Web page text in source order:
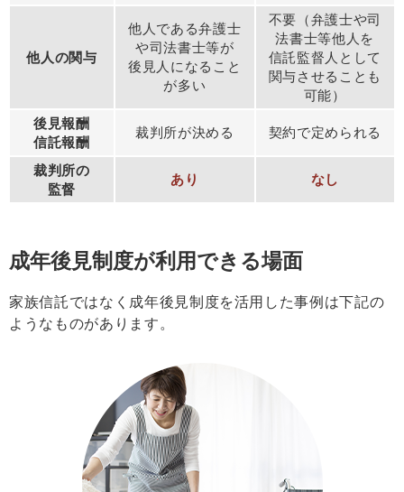
他人の関与
他人である弁護士
や司法書士等が
後見人になること
が多い
不要（弁護士や司
法書士等他人を
信託監督人として
関与させることも
可能）
後見報酬
信託報酬
裁判所が決める 契約で定められる
裁判所の
監督
あり なし
成年後見制度が利用できる場面
家族信託ではなく成年後見制度を活用した事例は下記の
ようなものがあります。